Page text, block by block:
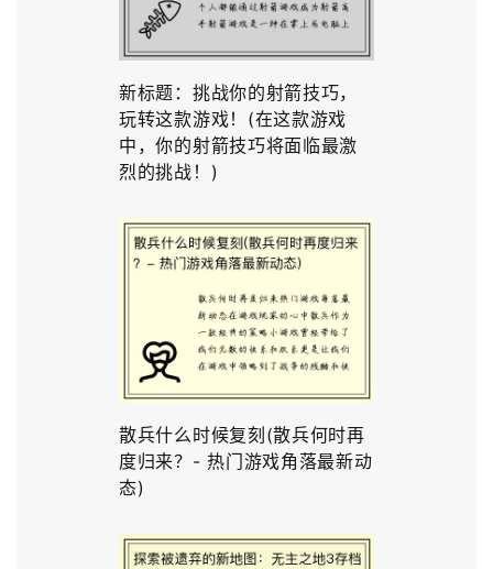
新标题：挑战你的射箭技巧，
玩转这款游戏！(在这款游戏
中，你的射箭技巧将面临最激
烈的挑战！)
散兵什么时候复刻(散兵何时再
度归来？- 热门游戏角落最新动
态)